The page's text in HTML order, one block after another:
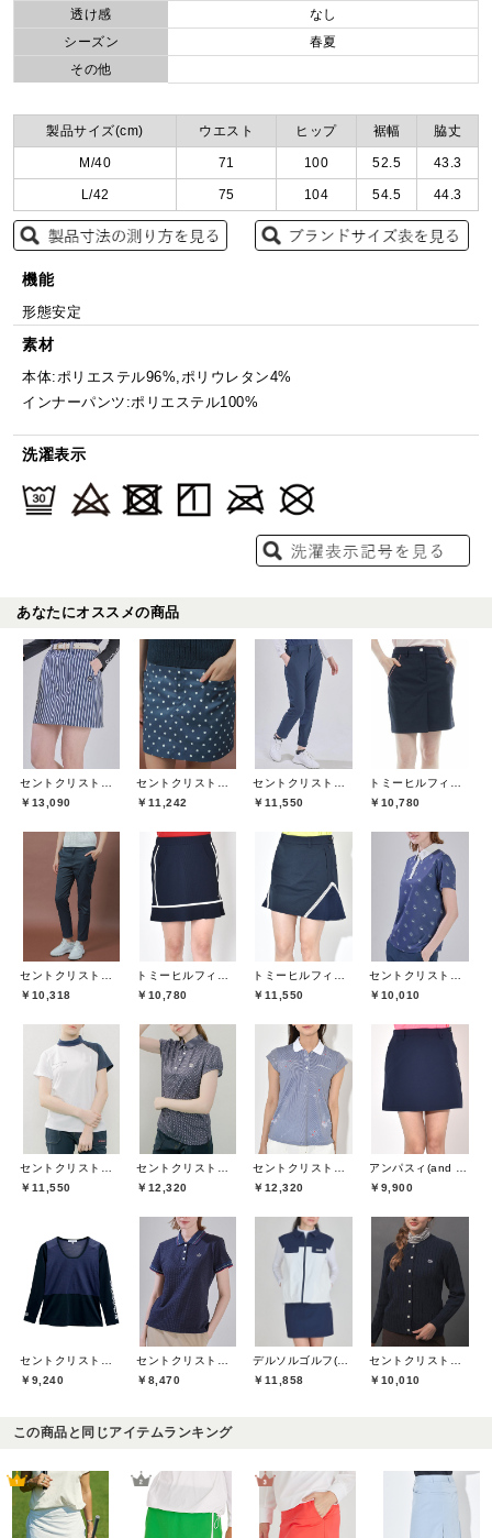
透け感
なし
シーズン
春夏
その他
製品サイズ(cm) ウエスト ヒップ 裾幅 脇丈
M/40 71 100 52.5 43.3
L/42 75 104 54.5 44.3
機能
形態安定
素材
本体:ポリエステル96%,ポリウレタン4%
インナーパンツ:ポリエステル100%
洗濯表示
あなたにオススメの商品
セントクリストファーゴルフ(St.ChristopherGolf)
￥13,090
セントクリストファーゴルフ(St.ChristopherGolf)
￥11,242
セントクリストファーゴルフ(St.ChristopherGolf)
￥11,550
トミーヒルフィガーゴルフ(TOMMY HILFIGER GOLF)
￥10,780
セントクリストファーゴルフ(St.ChristopherGolf)
￥10,318
トミーヒルフィガーゴルフ(TOMMY HILFIGER GOLF)
￥10,780
トミーヒルフィガーゴルフ(TOMMY HILFIGER GOLF)
￥11,550
セントクリストファーゴルフ(St.ChristopherGolf)
￥10,010
セントクリストファーゴルフ(St.ChristopherGolf)
￥11,550
セントクリストファーゴルフ(St.ChristopherGolf)
￥12,320
セントクリストファーゴルフ(St.ChristopherGolf)
￥12,320
アンパスィ(and per se)
￥9,900
セントクリストファーゴルフ(St.ChristopherGolf)
￥9,240
セントクリストファーゴルフ(St.ChristopherGolf)
￥8,470
デルソルゴルフ(DELSOL GOLF)
￥11,858
セントクリストファーゴルフ(St.ChristopherGolf)
￥10,010
この商品と同じアイテムランキング